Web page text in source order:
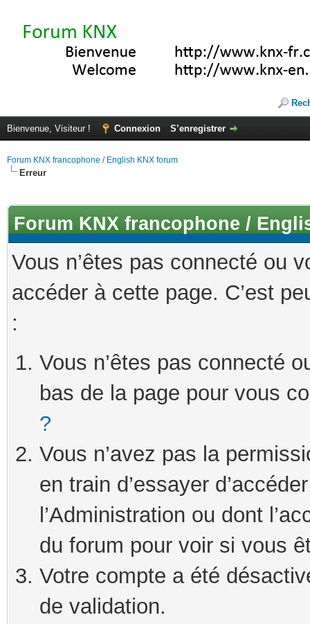
Bienvenue, Visiteur ! Connexion S’enregistrer
Forum KNX francophone / English KNX forum
Erreur
Forum KNX francophone /
Vous n’êtes pas connecté ou
accéder à cette page. C’est
:
Vous n’êtes pas connecté
bas de la page pour vous
?
Vous n’avez pas la
en train d’essayer
l’Administration ou dont
du forum pour voir si vous
Votre compte a été
de validation.